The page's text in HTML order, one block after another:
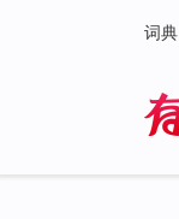
词典